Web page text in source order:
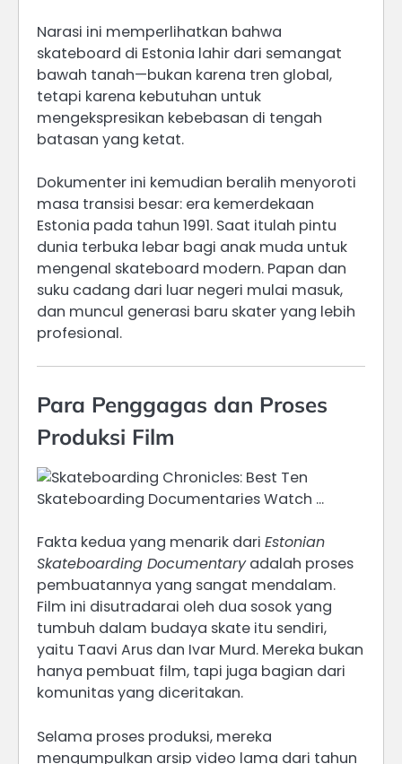
Narasi ini memperlihatkan bahwa
skateboard di Estonia lahir dari semangat
bawah tanah—bukan karena tren global,
tetapi karena kebutuhan untuk
mengekspresikan kebebasan di tengah
batasan yang ketat.
Dokumenter ini kemudian beralih menyoroti
masa transisi besar: era kemerdekaan
Estonia pada tahun 1991. Saat itulah pintu
dunia terbuka lebar bagi anak muda untuk
mengenal skateboard modern. Papan dan
suku cadang dari luar negeri mulai masuk,
dan muncul generasi baru skater yang lebih
profesional.
Para Penggagas dan Proses
Produksi Film
Fakta kedua yang menarik dari Estonian
Skateboarding Documentaryadalah proses
pembuatannya yang sangat mendalam.
Film ini disutradarai oleh dua sosok yang
tumbuh dalam budaya skate itu sendiri,
yaitu Taavi Arus dan Ivar Murd. Mereka bukan
hanya pembuat film, tapi juga bagian dari
komunitas yang diceritakan.
Selama proses produksi, mereka
mengumpulkan arsip video lama dari tahun